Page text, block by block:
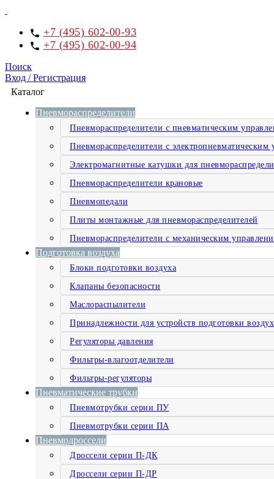
+7 (495) 602-00-93
+7 (495) 602-00-94
Поиск
Вход / Регистрация
Каталог
Пневмораспределители
Пневмораспределители с пневматическим
Пневмораспределители с электропневматическим
Электромагнитные катушки для
Пневмораспределители крановые
Пневмопедали
Плиты монтажные для пневмораспределителей
Пневмораспределители с механическим
Подготовка воздуха
Блоки подготовки воздуха
Клапаны безопасности
Маслораспылители
Принадлежности для устройств подготовки
Регуляторы давления
Фильтры-влагоотделители
Фильтры-регуляторы
Пневматические трубки
Пневмотрубки серии ПУ
Пневмотрубки серии ПА
Пневмодроссели
Дроссели серии П-ДК
Дроссели серии П-ДР